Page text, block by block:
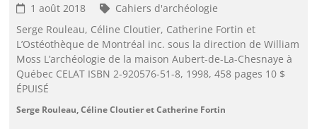
1 août 2018
Cahiers d'archéologie
Serge Rouleau, Céline Cloutier, Catherine Fortin et
L’Ostéothèque de Montréal inc. sous la direction de William
Moss L’archéologie de la maison Aubert-de-La-Chesnaye à
Québec CELAT ISBN 2-920576-51-8, 1998, 458 pages 10 $
ÉPUISÉ
Serge Rouleau, Céline Cloutier et Catherine Fortin